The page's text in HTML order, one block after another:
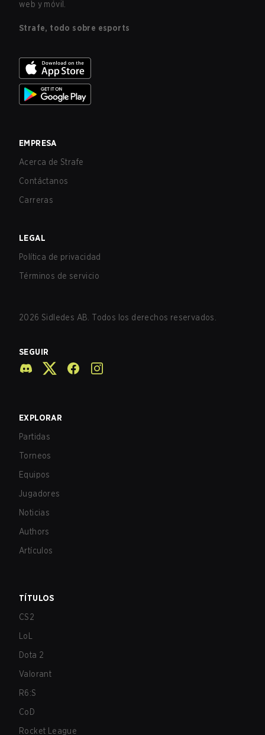
web y móvil.
Strafe, todo sobre esports
EMPRESA
Acerca de Strafe
Contáctanos
Carreras
LEGAL
Política de privacidad
Términos de servicio
2026 Sidledes AB. Todos los derechos reservados.
SEGUIR
EXPLORAR
Partidas
Torneos
Equipos
Jugadores
Noticias
Authors
Artículos
TÍTULOS
CS2
LoL
Dota 2
Valorant
R6:S
CoD
Rocket League